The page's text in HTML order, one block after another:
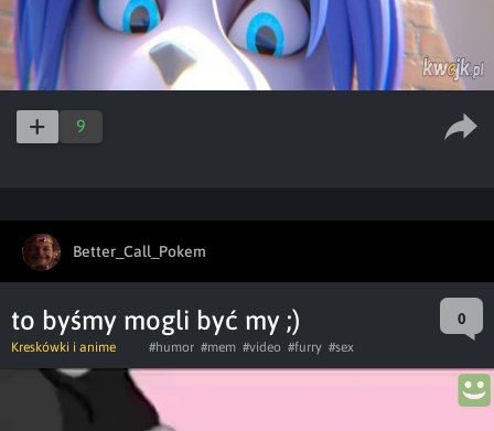
9
Better_Call_Pokem
to byśmy mogli być my ;) 0
Kreskówki i anime #humor #mem #video #furry #sex